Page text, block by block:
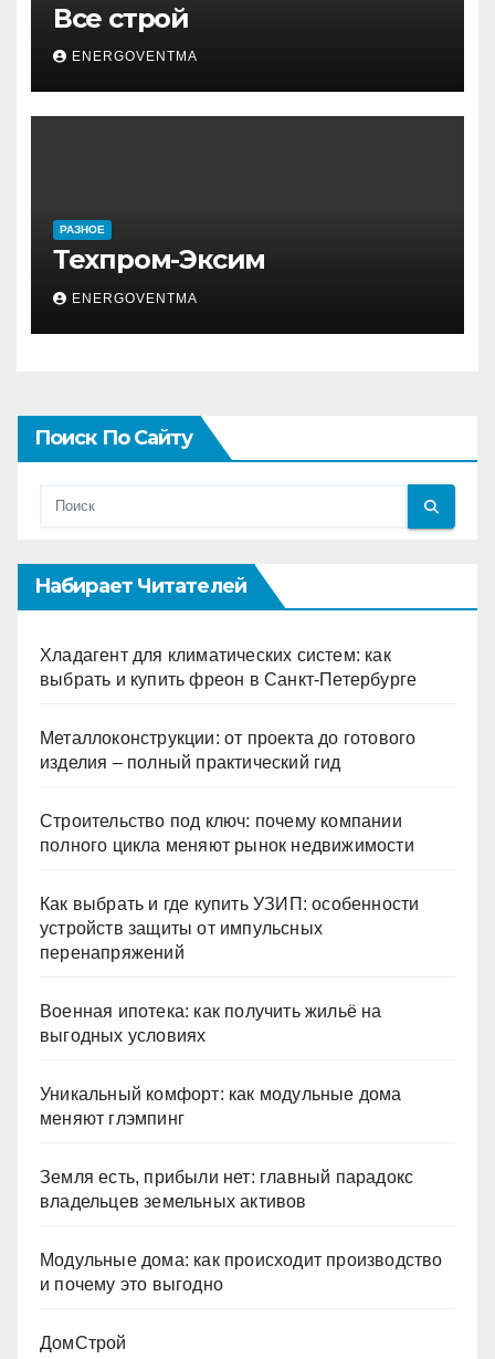
Все строй
ENERGOVENTMA
РАЗНОЕ
Техпром-Эксим
ENERGOVENTMA
Поиск По Сайту
Набирает Читателей
Хладагент для климатических систем: как
выбрать и купить фреон в Санкт-Петербурге
Металлоконструкции: от проекта до готового
изделия – полный практический гид
Строительство под ключ: почему компании
полного цикла меняют рынок недвижимости
Как выбрать и где купить УЗИП: особенности
устройств защиты от импульсных
перенапряжений
Военная ипотека: как получить жильё на
выгодных условиях
Уникальный комфорт: как модульные дома
меняют глэмпинг
Земля есть, прибыли нет: главный парадокс
владельцев земельных активов
Модульные дома: как происходит производство
и почему это выгодно
ДомСтрой